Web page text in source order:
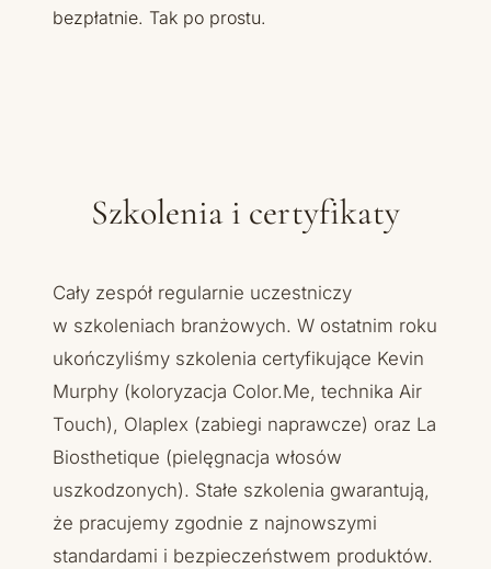
bezpłatnie. Tak po prostu.
Szkolenia i certyfikaty
Cały zespół regularnie uczestniczy
w szkoleniach branżowych. W ostatnim roku
ukończyliśmy szkolenia certyfikujące Kevin
Murphy (koloryzacja Color.Me, technika Air
Touch), Olaplex (zabiegi naprawcze) oraz La
Biosthetique (pielęgnacja włosów
uszkodzonych). Stałe szkolenia gwarantują,
że pracujemy zgodnie z najnowszymi
standardami i bezpieczeństwem produktów.